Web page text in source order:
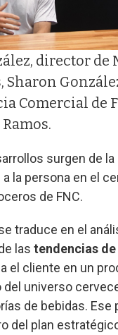
director de
Sharon
Comercial de
surgen de la
la persona en el
de FNC.
traduce en el
las tendencias
el cliente en un
universo
de bebidas. Ese
del plan